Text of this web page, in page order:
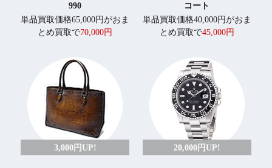
990
単品買取価格65,000円がおま
とめ買取で70,000円
コート
単品買取価格40,000円がおま
とめ買取で45,000円
3,000円UP! 20,000円UP!